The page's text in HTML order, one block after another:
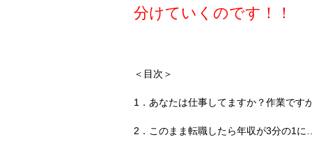
分けていくのです！！
＜目次＞
1．あなたは仕事してますか？作業です
2．このまま転職したら年収が3分の1に